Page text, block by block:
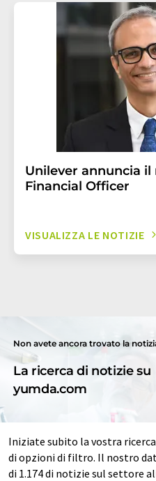
Unilever annuncia il
Financial Officer
VISUALIZZA LE NOTIZIE
Non avete ancora trovato la
La ricerca di notizie su
yumda.com
Iniziate subito la vostra
di opzioni di filtro. Il nostro
di 1.174 di notizie sul settore